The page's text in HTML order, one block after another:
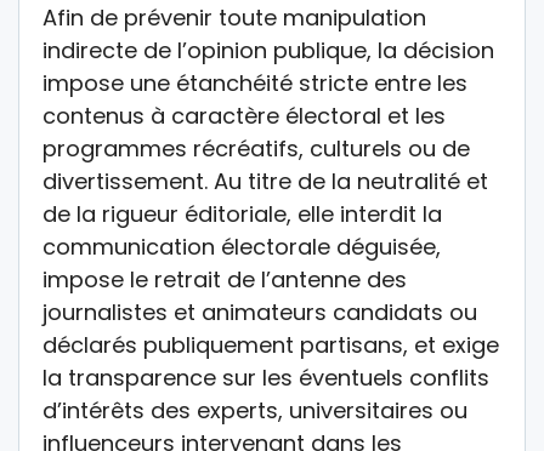
Afin de prévenir toute manipulation
indirecte de l’opinion publique, la décision
impose une étanchéité stricte entre les
contenus à caractère électoral et les
programmes récréatifs, culturels ou de
divertissement. Au titre de la neutralité et
de la rigueur éditoriale, elle interdit la
communication électorale déguisée,
impose le retrait de l’antenne des
journalistes et animateurs candidats ou
déclarés publiquement partisans, et exige
la transparence sur les éventuels conflits
d’intérêts des experts, universitaires ou
influenceurs intervenant dans les